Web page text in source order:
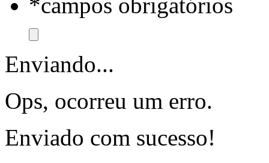
*campos obrigatórios
Enviando...
Ops, ocorreu um erro.
Enviado com sucesso!